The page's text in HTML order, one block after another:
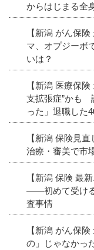
からはじまる全
【新潟 がん保
マ、オプジーボ
いは？
【新潟 医療保
支拡張症”かも
った」退職した
【新潟 保険見
治療・審美で市
【新潟 保険 最
――初めて受け
査事情
【新潟 がん保
の」じゃなかっ